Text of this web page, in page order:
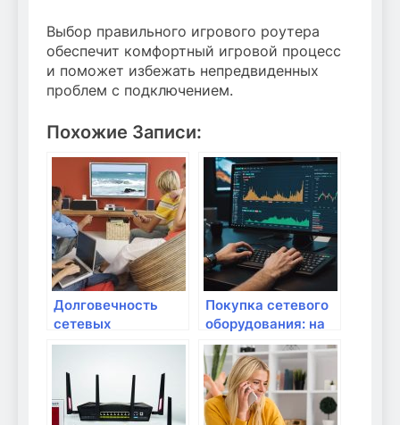
Выбор правильного игрового роутера
обеспечит комфортный игровой процесс
и поможет избежать непредвиденных
проблем с подключением.
Похожие Записи:
Долговечность
сетевых
устройств: на что
внимание?
Покупка сетевого
оборудования: на
что обращать
внимание